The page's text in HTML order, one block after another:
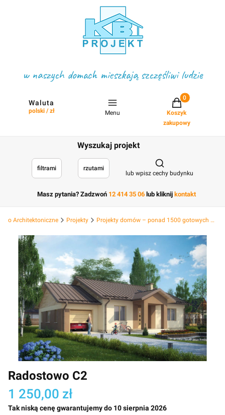
w naszych domach mieszkają szczęśliwi ludzie
Waluta
polski / zł Menu
Projekty w
Koszyk
zakupowy
Wyszukaj projekt
filtrami rzutami
Otwórz
lub wpisz cechy budynku
Masz pytania? Zadzwoń 12 414 35 06 lub kliknij kontakt
Architektoniczne Projekty Projekty domów – ponad 1500 gotowych projektów
Radostowo C2
1 250,00 zł
Tak niską cenę gwarantujemy do 10 sierpnia 2026